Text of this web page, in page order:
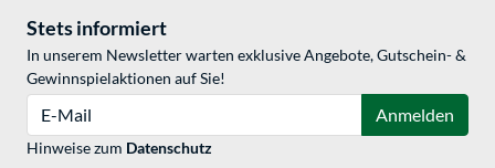
Stets informiert
In unserem Newsletter warten exklusive Angebote, Gutschein- &
Gewinnspielaktionen auf Sie!
Anmelden
Hinweise zum Datenschutz